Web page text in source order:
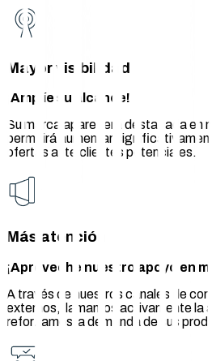
Mayor visibilidad
¡Amplíe su alcance!
Su marca aparecerá destacada en
permitirá aumentar
ofertas ante clientes potenciales.
Más atención
¡Aproveche nuestro apoyo en
A través de nuestros canales de
externos, llamamos activamente la
reforzamos la demanda de sus